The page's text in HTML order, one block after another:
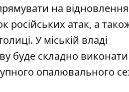
на відновлення
російських атак, а
У міській владі
буде складно виконати
опалювального